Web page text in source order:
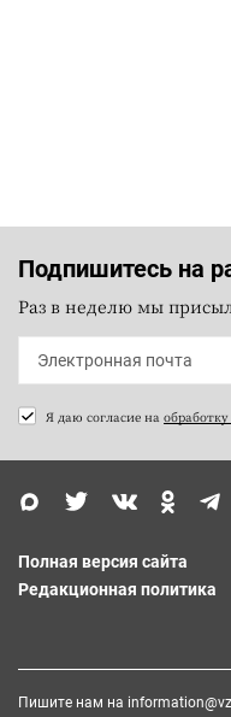
Подпишитесь на
Раз в неделю мы
Я даю согласие на
Полная версия сайта
Редакционная политика
Пишите нам на